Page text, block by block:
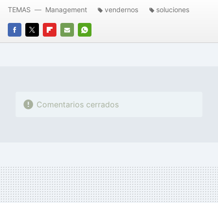
FACEBOOK
TWITTERFLIPBOARD
E-
WHATSAPP
TEMAS Management vendernos soluciones
Comentarios cerrados